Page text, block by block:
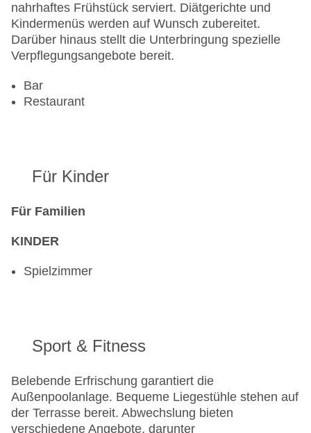
nahrhaftes Frühstück serviert. Diätgerichte und
Kindermenüs werden auf Wunsch zubereitet.
Darüber hinaus stellt die Unterbringung spezielle
Verpflegungsangebote bereit.
Bar
Restaurant
Für Kinder
Für Familien
KINDER
Spielzimmer
Sport & Fitness
Belebende Erfrischung garantiert die
Außenpoolanlage. Bequeme Liegestühle stehen auf
der Terrasse bereit. Abwechslung bieten
verschiedene Angebote, darunter